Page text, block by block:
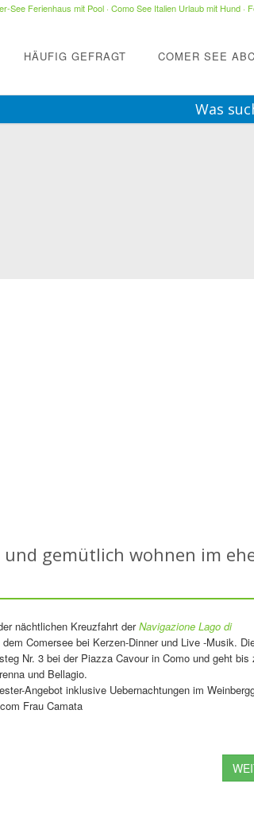
See Ferienhaus mit Pool· Como See Italien Urlaub mit Hund·
HÄUFIG GEFRAGT COMER SEE ABC
Was
gemütlich wohnen im
nächtlichen Kreuzfahrt derNavigazione Lago di
dem Comersee bei Kerzen-Dinner und Live -Musik.
Nr. 3 bei der Piazza Cavour in Como und geht bis
und Bellagio.
Angebot inklusive Uebernachtungen im
Frau Camata